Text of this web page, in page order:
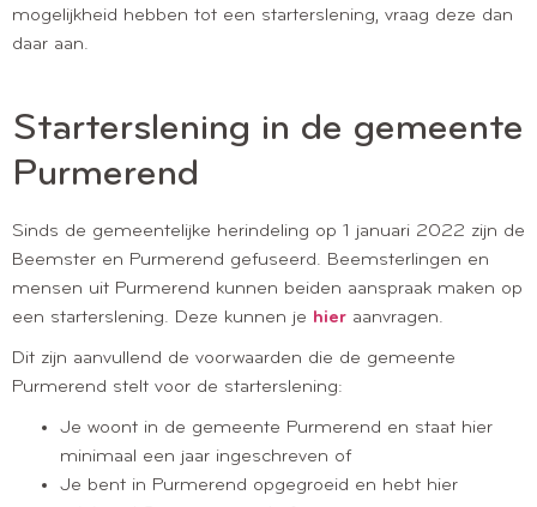
mogelijkheid hebben tot een starterslening, vraag deze dan
daar aan.
Starterslening in de gemeente
Purmerend
Sinds de gemeentelijke herindeling op 1 januari 2022 zijn de
Beemster en Purmerend gefuseerd. Beemsterlingen en
mensen uit Purmerend kunnen beiden aanspraak maken op
een starterslening. Deze kunnen je hier aanvragen.
Dit zijn aanvullend de voorwaarden die de gemeente
Purmerend stelt voor de starterslening:
Je woont in de gemeente Purmerend en staat hier
minimaal een jaar ingeschreven of
Je bent in Purmerend opgegroeid en hebt hier